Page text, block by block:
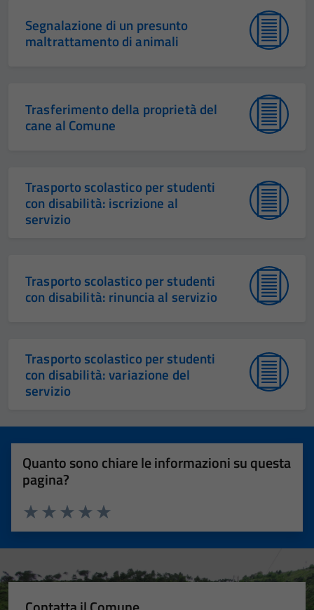
Segnalazione di un presunto
maltrattamento di animali
Trasferimento della proprietà del
cane al Comune
Trasporto scolastico per studenti
con disabilità: iscrizione al
servizio
Trasporto scolastico per studenti
con disabilità: rinuncia al servizio
Trasporto scolastico per studenti
con disabilità: variazione del
servizio
Quanto sono chiare le informazioni su questa
pagina?
Valuta 5 stelle su 5
Valuta 4 stelle su 5
Valuta 3 stelle su 5
Valuta 2 stelle su 5
Valuta 1 stelle su 5